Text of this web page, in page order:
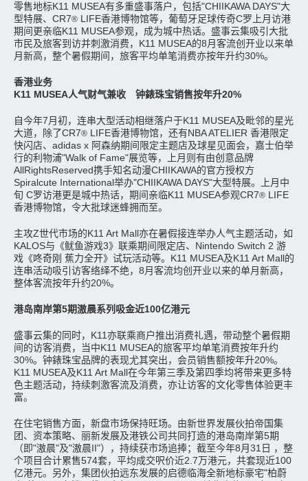
零售地标K11 MUSEA有多重盛事落户，包括"CHIIKAWA DAYS"大
型特展、CR7® LIFE香港博物馆等，葡萄牙足球传奇C罗上月访港
期间更亲临K11 MUSEA参观，成为城中热话。盛事云集吸引大批
市民及旅客到访并刺激消费，K11 MUSEA的8月客流创开业以来单
月新高，整个暑假期间，旅客平均单笔消费亦按年升约30%。
香港业务
K11 MUSEA人气财气兼收 钟錶珠宝销售按年升20%
自今年7月初，连串大型活动相继落户于K11 MUSEA及毗邻的星光
大道，除了CR7® LIFE香港博物馆，还有NBA ATELIER 香港限定
快闪店、adidas x 阿森纳期间限定主题店及球星见面会，嘉士伯举
行的利物浦"Walk of Fame"展览等，上月则有由创意品牌
AllRightsReserved携手知名动漫CHIIKAWA的官方授权方
Spiralcute International举办"CHIIKAWA DAYS"大型特展。上月中
旬 C罗访港更是城中热话，期间亲临K11 MUSEA参观CR7® LIFE
香港博物馆，令大批球迷蜂拥而至。
主攻Z世代市场的K11 Art Mall亦在暑假接连举办人气主题活动，如
KALOS与《鱿鱼游戏3》联乘期间限定店、Nintendo Switch 2 游
戏《咚奇刚 蕉力全开》试玩活动等。K11 MUSEA及K11 Art Mall的
连串活动吸引访客络绎不绝，8月客流均创开业以来的单月新高，
整体客流按年升约20%。
港岛南岸第5期滶晨系列吸金近100亿港元
盛事云集的同时，K11亦联乘商户推出消费礼遇，带动整个暑假期
间的访客消费，当中K11 MUSEA的旅客平均单笔消费按年升约
30%。钟錶珠宝品牌的表现尤其突出，会员销售额按年升20%。
K11 MUSEA及K11 Art Mall在今年第三季及第四季均将带来更多特
色主题活动，持续刺激客流及消费，亦让访客的文化零售体验更丰
富。
在住宅销售方面，新盘市场保持旺场。由新世界发展伙拍帝国集
团、资本策略、丽新发展及港铁公司共同打造的港岛南岸第5期
（即"滶晨"及"滶晨II"），持续获市场追捧；截至今年8月31日 ，整
个项目合计累售574套，平均成交呎价近2.7万港元，共套现近100
亿港元。另外，集团伙拍远东发展的启德临海全新地标豪宅"柏蔚